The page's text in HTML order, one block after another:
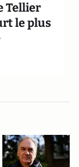
Tellier
le plus